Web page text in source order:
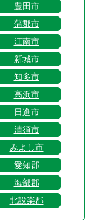
豊田市
蒲郡市
江南市
新城市
知多市
高浜市
日進市
清須市
みよし市
愛知郡
海部郡
北設楽郡